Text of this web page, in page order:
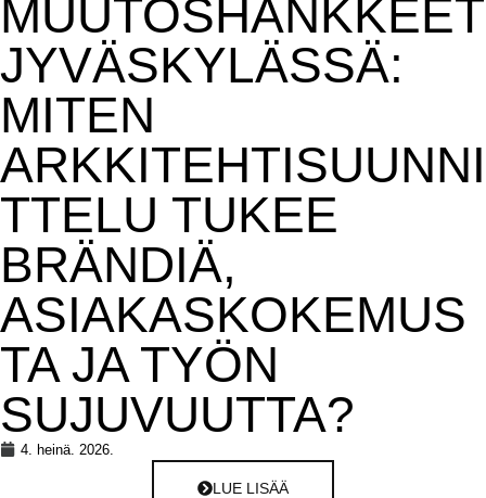
MUUTOSHANKKEET
JYVÄSKYLÄSSÄ:
MITEN
ARKKITEHTISUUNNI
TTELU TUKEE
BRÄNDIÄ,
ASIAKASKOKEMUS
TA JA TYÖN
SUJUVUUTTA?
4. heinä. 2026.
LUE LISÄÄ